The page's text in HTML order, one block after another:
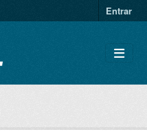
Entrar